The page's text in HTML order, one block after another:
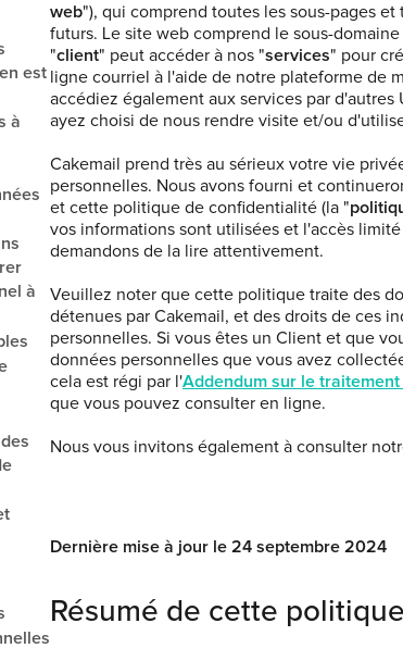
est
à
à
web"), qui comprend toutes les sous-pages
futurs. Le site web comprend le sous-domaine
"client" peut accéder à nos "services" pour
ligne courriel à l'aide de notre plateforme de
accédiez également aux services par d'autres
ayez choisi de nous rendre visite et/ou
Cakemail prend très au sérieux votre vie
personnelles. Nous avons fourni et
et cette politique de confidentialité (la "
vos informations sont utilisées et l'accès
demandons de la lire attentivement.
Veuillez noter que cette politique traite des
détenues par Cakemail, et des droits de ces
personnelles. Si vous êtes un Client et que
données personnelles que vous avez
cela est régi par l'Addendum sur le traitement
que vous pouvez consulter en ligne.
Nous vous invitons également à consulter
Dernière mise à jour le 24 septembre 2024
Résumé de cette politique